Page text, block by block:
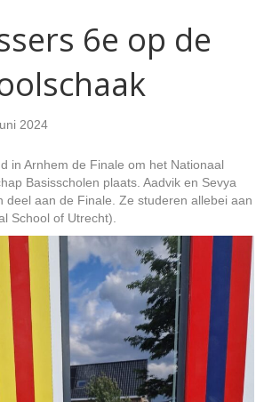
6e op de
2024
in Arnhem de Finale om het Nationaal
Basisscholen plaats. Aadvik en Sevya
deel aan de Finale. Ze studeren allebei aan
School of Utrecht).